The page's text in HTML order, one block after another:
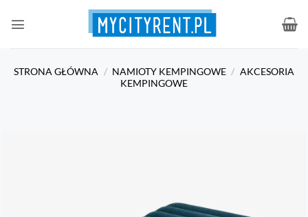
STRONA GŁÓWNA / NAMIOTY KEMPINGOWE / AKCESORIA
KEMPINGOWE